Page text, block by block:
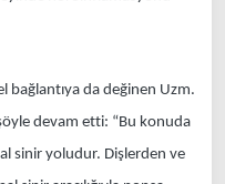
bağlantıya da değinen Uzm.
devam etti: “Bu konuda
sinir yoludur. Dişlerden ve